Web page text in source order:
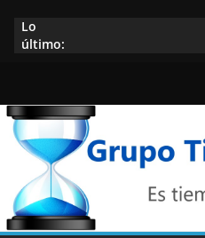
contenido
Lo
último: